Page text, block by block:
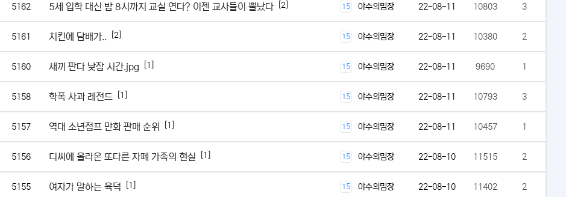
5162 5세 입학 대신 밤 8시까지 교실 연다? 이젠 교사들이 뿔났다 [2] 15 야수의밈장 22-08-11 10803 3
5161 치킨에 담배가.. [2] 15 야수의밈장 22-08-11 10380 2
5160 새끼 판다 낮잠 시간.jpg [1] 15 야수의밈장 22-08-11 9690 1
5158 학폭 사과 레전드 [1] 15 야수의밈장 22-08-11 10793 3
5157 역대 소년점프 만화 판매 순위 [1] 15 야수의밈장 22-08-11 10457 1
5156 디씨에 올라온 또다른 자폐 가족의 현실 [1] 15 야수의밈장 22-08-10 11515 2
5155 여자가 말하는 육덕 [1] 15 야수의밈장 22-08-10 11402 2